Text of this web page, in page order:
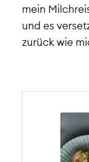
mein
und es
zurück wie